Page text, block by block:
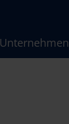
Unternehmen